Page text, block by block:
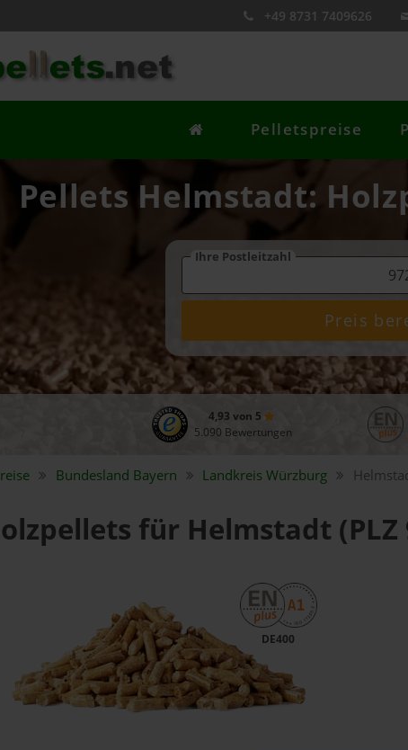
+49 8731 7409626
Pelletspreise
Pellets Helmstadt:
Ihre Postleitzahl
Preis
4,93 von 5
5.090 Bewertungen
Bundesland Bayern LandkreisWürzburg
für Helmstadt (PLZ
DE400